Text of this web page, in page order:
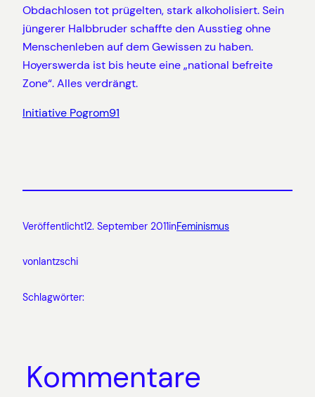
Obdachlosen tot prügelten, stark alkoholisiert. Sein
jüngerer Halbbruder schaffte den Ausstieg ohne
Menschenleben auf dem Gewissen zu haben.
Hoyerswerda ist bis heute eine „national befreite
Zone“. Alles verdrängt.
Initiative Pogrom91
Veröffentlicht12. September 2011inFeminismus
vonlantzschi
Schlagwörter:
Kommentare